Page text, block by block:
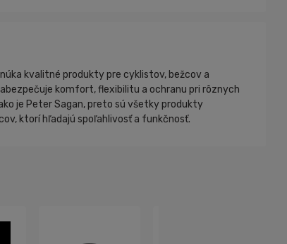
kvalitné produkty pre cyklistov, bežcov a
komfort, flexibilitu a ochranu pri rôznych
je Peter Sagan, preto sú všetky produkty
ktorí hľadajú spoľahlivosť a funkčnosť.